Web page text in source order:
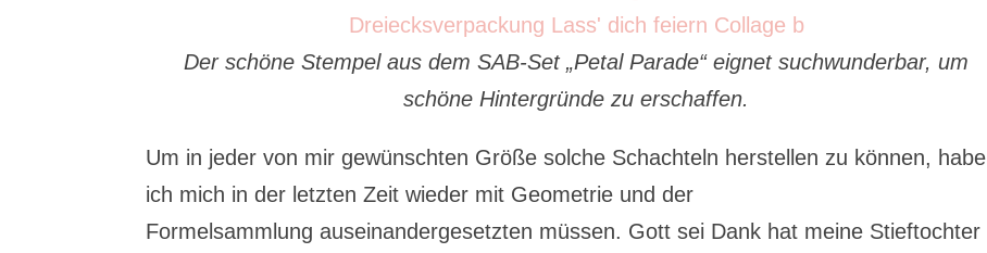
Der schöne Stempel aus dem SAB-Set „Petal Parade“ eignet suchwunderbar, um
schöne Hintergründe zu erschaffen.
Um in jeder von mir gewünschten Größe solche Schachteln herstellen zu können, habe
ich mich in der letzten Zeit wieder mit Geometrie und der
Formelsammlungauseinandergesetzten müssen. Gottsei Dank hat meine Stieftochter